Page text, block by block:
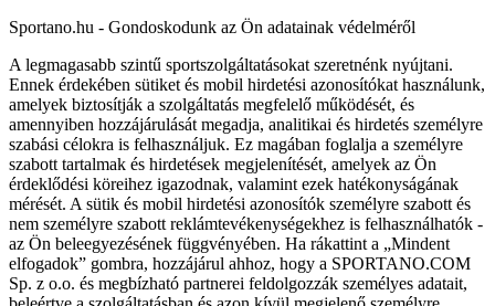
Sportano.hu - Gondoskodunk az Ön adatainak védelméről
A legmagasabb szintű sportszolgáltatásokat szeretnénk nyújtani.
Ennek érdekében sütiket és mobil hirdetési azonosítókat használunk,
amelyek biztosítják a szolgáltatás megfelelő működését, és
amennyiben hozzájárulását megadja, analitikai és hirdetés személyre
szabási célokra is felhasználjuk. Ez magában foglalja a személyre
szabott tartalmak és hirdetések megjelenítését, amelyek az Ön
érdeklődési köreihez igazodnak, valamint ezek hatékonyságának
mérését. A sütik és mobil hirdetési azonosítók személyre szabott és
nem személyre szabott reklámtevékenységekhez is felhasználhatók -
az Ön beleegyezésének függvényében. Ha rákattint a „Mindent
elfogadok” gombra, hozzájárul ahhoz, hogy a SPORTANO.COM
Sp. z o.o. és megbízható partnerei feldolgozzák személyes adatait,